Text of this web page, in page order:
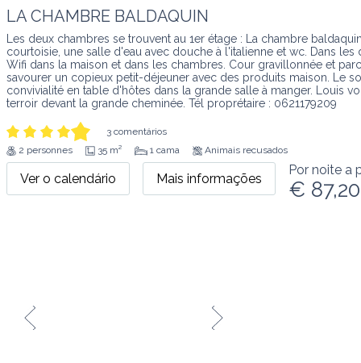
LA CHAMBRE BALDAQUIN
Les deux chambres se trouvent au 1er étage : La chambre
courtoisie, une salle d'eau avec douche à l'italienne et wc. Dans
Wifi dans la maison et dans les chambres. Cour gravillonnée et
savourer un copieux petit-déjeuner avec des produits maison. Le
convivialité en table d'hôtes dans la grande salle à manger. Louis
terroir devant la grande cheminée. Tél proprétaire : 0621179209
3 comentários
2 personnes
35 m² 1 cama Animais recusados
Ver o calendário Mais informações
Por noite a
€ 87,20